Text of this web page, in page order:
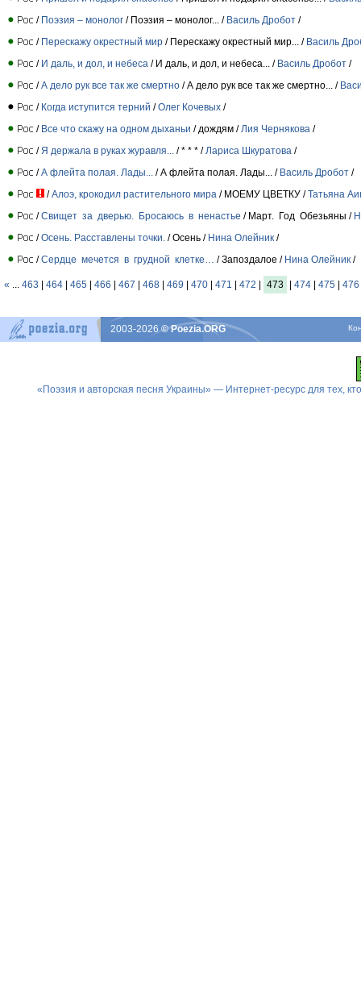
/ Поэзия – монолог / Поэзия – монолог... / Василь Дробот /
/ Перескажу окрестный мир / Перескажу окрестный мир... / Василь
/ И даль, и дол, и небеса / И даль, и дол, и небеса... / Василь Дробот /
/А дело рук все так же смертно / А дело рук все так же смертно... /
/ Когда иступится терний /Олег Кочевых /
/ Все что скажу на одном дыханьи / дождям / Лия Чернякова /
/ Я держала в руках журавля... / * * * / Лариса Шкуратова /
/А флейта полая. Лады... / А флейта полая. Лады... / Василь Дробот /
/Алоэ, крокодил растительного мира / МОЕМУ ЦВЕТКУ /Татьяна
/Свищет за дверью. Бросаюсь в ненастье / Март. Год Обезьяны /
/Осень. Расставлены точки. / Осень / Нина Олейник /
/Сердце мечется в грудной клетке… / Запоздалое / Нина Олейник /
« 463 | 464 | 465 | 466 | 467 | 468 | 469 | 470 | 471 | 472 | 473 | 474 | 475 | 476
2003-2026© Poezia.ORG
«Поэзия и авторская песня Украины» — Интернет-ресурс для тех,